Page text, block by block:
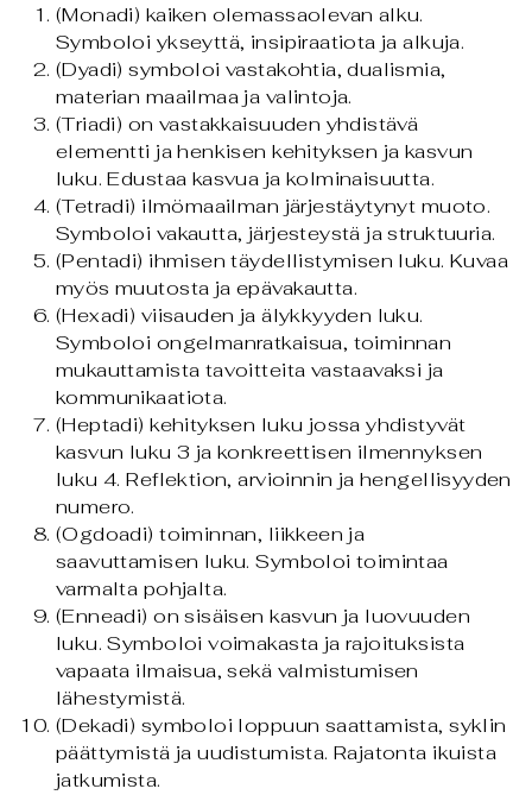
(Monadi) kaiken olemassaolevan alku.
Symboloi ykseyttä, insipiraatiota ja alkuja.
(Dyadi) symboloi vastakohtia, dualismia,
materian maailmaa ja valintoja.
(Triadi) on vastakkaisuuden yhdistävä
elementti ja henkisen kehityksen ja kasvun
luku. Edustaa kasvua ja kolminaisuutta.
(Tetradi) ilmömaailman järjestäytynyt muoto.
Symboloi vakautta, järjesteystä ja struktuuria.
(Pentadi) ihmisen täydellistymisen luku. Kuvaa
myös muutosta ja epävakautta.
(Hexadi) viisauden ja älykkyyden luku.
Symboloi ongelmanratkaisua, toiminnan
mukauttamista tavoitteita vastaavaksi ja
kommunikaatiota.
(Heptadi) kehityksen luku jossa yhdistyvät
kasvun luku 3 ja konkreettisen ilmennyksen
luku 4. Reflektion, arvioinnin ja hengellisyyden
numero.
(Ogdoadi) toiminnan, liikkeen ja
saavuttamisen luku. Symboloi toimintaa
varmalta pohjalta.
(Enneadi) on sisäisen kasvun ja luovuuden
luku. Symboloi voimakasta ja rajoituksista
vapaata ilmaisua, sekä valmistumisen
lähestymistä.
(Dekadi) symboloi loppuun saattamista, syklin
päättymistä ja uudistumista. Rajatonta ikuista
jatkumista.